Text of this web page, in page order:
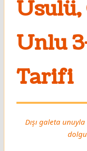
Usulü,
Unlu
Tarifi
Dışı galeta